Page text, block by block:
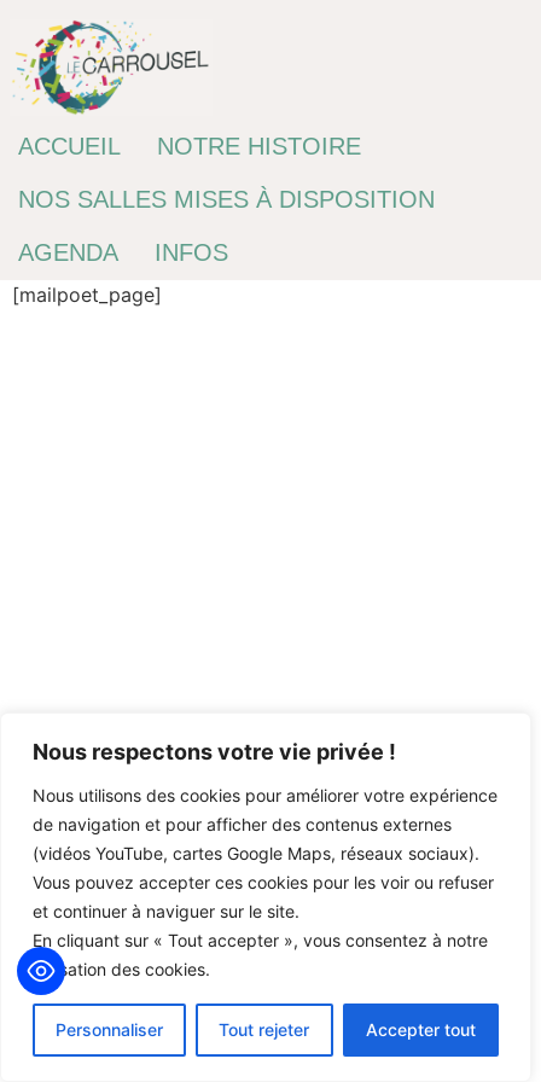
Nous respectons votre vie privée !
Nous utilisons des cookies pour améliorer votre expérience
de navigation et pour afficher des contenus externes
(vidéos YouTube, cartes Google Maps, réseaux sociaux).
Vous pouvez accepter ces cookies pour les voir ou refuser
et continuer à naviguer sur le site.
En cliquant sur « Tout accepter », vous consentez à notre
utilisation des cookies.
Personnaliser Tout rejeter Accepter tout
contenu
ACCUEIL
NOTRE HISTOIRE
NOS SALLES MISES À DISPOSITION
AGENDA
INFOS
[mailpoet_page]